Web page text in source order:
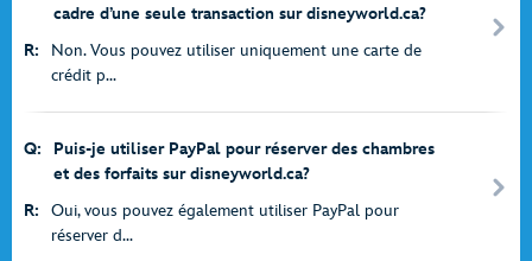
cadre d’une seule transaction sur disneyworld.ca?
R:
Non. Vous pouvez utiliser uniquement une carte de
crédit p...
Q:
Puis-je utiliser PayPal pour réserver des chambres
et des forfaits sur disneyworld.ca?
R:
Oui, vous pouvez également utiliser PayPal pour
réserver d...